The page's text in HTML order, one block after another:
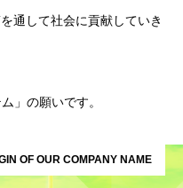
通して社会に貢献していき
」の願いです。
OF OUR COMPANY NAME